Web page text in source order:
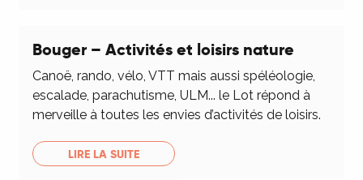
Bouger – Activités et loisirs nature
Canoë, rando, vélo, VTT mais aussi spéléologie,
escalade, parachutisme, ULM... le Lot répond à
merveille à toutes les envies d’activités de loisirs.
LIRE LA SUITE